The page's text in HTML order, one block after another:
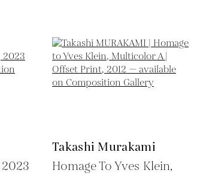
2023
Takashi Murakami
Homage To Yves Klein,